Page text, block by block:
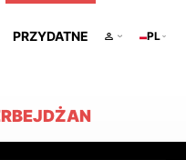
PRZYDATNE PL